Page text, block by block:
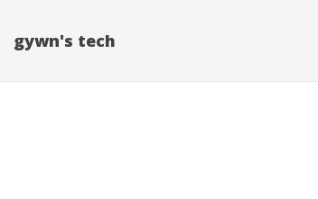
gywn's tech